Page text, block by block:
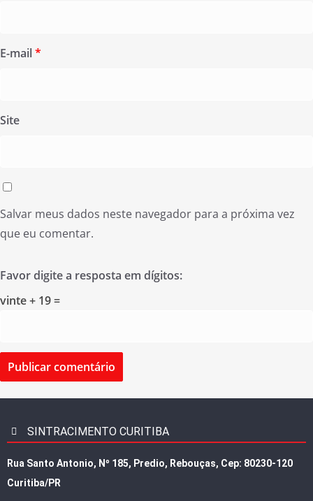
E-mail*
Site
Salvar meus dados neste navegador para a próxima vez
que eu comentar.
Favor digite a resposta em dígitos:
vinte + 19 =
SINTRACIMENTO CURITIBA
Rua Santo Antonio, Nº 185, Predio, Rebouças, Cep: 80230-120
Curitiba/PR